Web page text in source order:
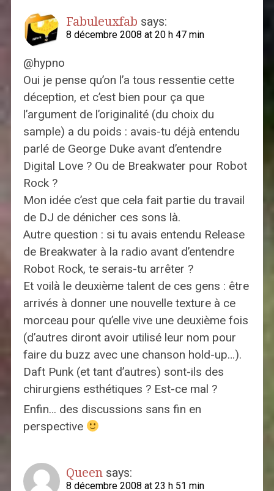
Fabuleuxfab says:
8 décembre 2008 at 20 h 47 min
@hypno
Oui je pense qu’on l’a tous ressentie cette
déception, et c’est bien pour ça que
l’argument de l’originalité (du choix du
sample) a du poids : avais-tu déjà entendu
parlé de George Duke avant d’entendre
Digital Love ? Ou de Breakwater pour Robot
Rock ?
Mon idée c’est que cela fait partie du travail
de DJ de dénicher ces sons là.
Autre question : si tu avais entendu Release
de Breakwater à la radio avant d’entendre
Robot Rock, te serais-tu arrêter ?
Et voilà le deuxième talent de ces gens : être
arrivés à donner une nouvelle texture à ce
morceau pour qu’elle vive une deuxième fois
(d’autres diront avoir utilisé leur nom pour
faire du buzz avec une chanson hold-up…).
Daft Punk (et tant d’autres) sont-ils des
chirurgiens esthétiques ? Est-ce mal ?
Enfin… des discussions sans fin en
perspective
Queen says:
8 décembre 2008 at 23 h 51 min